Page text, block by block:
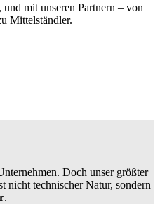
und mit unseren Partnern – von
Mittelständler.
Doch unser größter
nicht technischer Natur, sondern
.